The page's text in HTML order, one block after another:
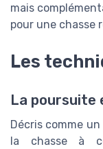
mais
pour une chasse
Les
La poursuite
Décris comme
la chasse à